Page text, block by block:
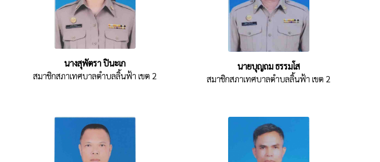
นางสุพัตรา ปินะเก
สมาชิกสภาเทศบาลตำบลลิ้นฟ้า เขต 2
นายบุญถม ธรรมโส
สมาชิกสภาเทศบาลตำบลลิ้นฟ้า เขต 2